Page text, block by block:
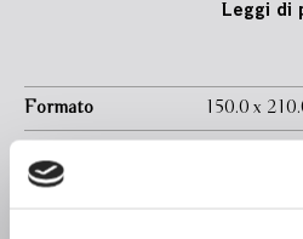
adattando la descrizione al
provvisorio, incomprensibile e
istantanei, un mosaico di io che
contingenze. Non per nulla i
divenire, in continua
Leggi di
Formato 150.0 x
Pagine